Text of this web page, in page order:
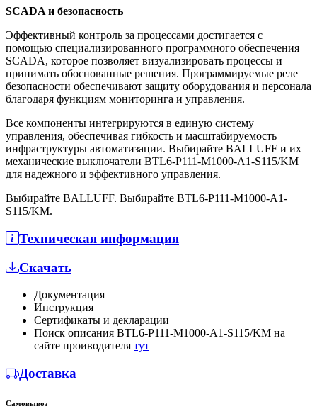
SCADA и безопасность
Эффективный контроль за процессами достигается с
помощью специализированного программного обеспечения
SCADA, которое позволяет визуализировать процессы и
принимать обоснованные решения. Программируемые реле
безопасности обеспечивают защиту оборудования и персонала
благодаря функциям мониторинга и управления.
Все компоненты интегрируются в единую систему
управления, обеспечивая гибкость и масштабируемость
инфраструктуры автоматизации. Выбирайте BALLUFF и их
механические выключатели BTL6-P111-M1000-A1-S115/KM
для надежного и эффективного управления.
Выбирайте BALLUFF. Выбирайте BTL6-P111-M1000-A1-
S115/KM.
Техническая информация
Скачать
Документация
Инструкция
Сертификаты и декларации
Поиск описания BTL6-P111-M1000-A1-S115/KM на
сайте проиводителя тут
Доставка
Самовывоз